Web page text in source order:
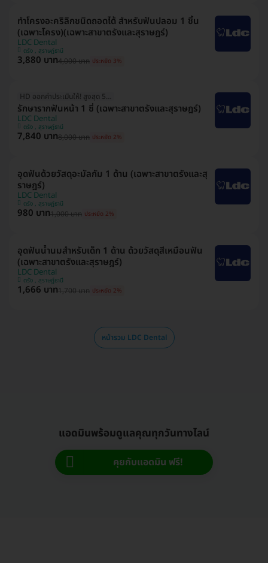
ทำโครงอะคริลิกชนิดถอดได้ สำหรับฟันปลอม 1 ชิ้น
(เฉพาะโครง)(เฉพาะสาขาตรังและสุราษฎร์)
LDC Dental
ตรัง , สุราษฎ์ธานี
3,880 บาท4,000 บาท ประหยัด 3%
HD ออกค่าประเมินให้! สูงสุด 500 บ.
รักษารากฟันหน้า 1 ซี่ (เฉพาะสาขาตรังและสุราษฎร์)
LDC Dental
ตรัง , สุราษฎ์ธานี
7,840 บาท8,000 บาท ประหยัด 2%
อุดฟันด้วยวัสดุอะมัลกัม 1 ด้าน (เฉพาะสาขาตรังและสุ
ราษฎร์)
LDC Dental
ตรัง , สุราษฎ์ธานี
980 บาท1,000 บาท ประหยัด 2%
อุดฟันน้ำนมสำหรับเด็ก 1 ด้าน ด้วยวัสดุสีเหมือนฟัน
(เฉพาะสาขาตรังและสุราษฎร์)
LDC Dental
ตรัง , สุราษฎ์ธานี
1,666 บาท1,700 บาท ประหยัด 2%
หน้ารวม LDC Dental
แอดมินพร้อมดูแลคุณทุกวันทางไลน์
คุยกับแอดมิน ฟรี!